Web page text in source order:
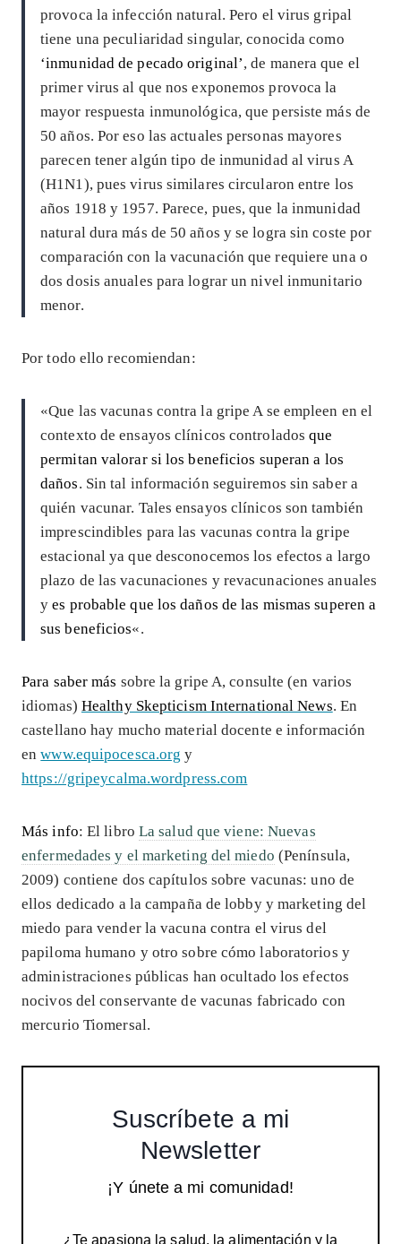
provoca la infección natural. Pero el virus gripal
tiene una peculiaridad singular, conocida como
‘inmunidad de pecado original’, de manera que el
primer virus al que nos exponemos provoca la
mayor respuesta inmunológica, que persiste más de
50 años. Por eso las actuales personas mayores
parecen tener algún tipo de inmunidad al virus A
(H1N1), pues virus similares circularon entre los
años 1918 y 1957. Parece, pues, que la inmunidad
natural dura más de 50 años y se logra sin coste por
comparación con la vacunación que requiere una o
dos dosis anuales para lograr un nivel inmunitario
menor.
Por todo ello recomiendan:
«Que las vacunas contra la gripe A se empleen en el
contexto de ensayos clínicos controladosque
permitan valorar si los beneficios superan a los
daños. Sin tal información seguiremos sin saber a
quién vacunar. Tales ensayos clínicos son también
imprescindibles para las vacunas contra la gripe
estacional ya que desconocemos los efectos a largo
plazo de las vacunaciones y revacunaciones anuales
yes probable que los daños de las mismas superen a
sus beneficios«.
Para saber más sobre la gripe A, consulte (en varios
idiomas) Healthy Skepticism International News. En
castellano hay mucho material docente e información
enwww.equipocesca.org y
https://gripeycalma.wordpress.com
Más info: El libro La salud que viene: Nuevas
enfermedades y el marketing del miedo (Península,
2009) contiene dos capítulos sobre vacunas: uno de
ellos dedicado a la campaña de lobby y marketing del
miedo para vender la vacuna contra el virus del
papiloma humano y otro sobre cómo laboratorios y
administraciones públicas han ocultado los efectos
nocivos del conservante de vacunas fabricado con
mercurio Tiomersal.
Suscríbete a mi
Newsletter
¡Y únete a mi comunidad!
¿Te apasiona la salud, la alimentación y la